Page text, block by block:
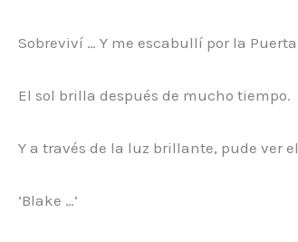
Sobreviví … Y me escabullí por la
El sol brilla después de mucho tiempo.
Y a través de la luz brillante, pude ver
‘Blake …’